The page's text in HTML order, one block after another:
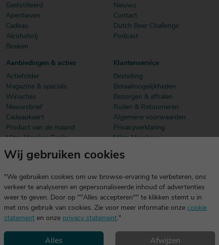
Gedistilleerd
Aperitieven
Cadeau
Alcoholvrij
Boeken
Nieuws
Contact
Dutch Beer Challenge
Podcast
Aanbiedingen & acties
Actiefolder
Magazine & specials
Winacties
Nieuwsbrief
Cadeaukaart
Product van de maand
Mitra Member Deals
Klantenservice
Bestelling
Betaalmogelijkheden
Bezorgen & afhalen
Ruilen & Retourneren
Algemene voorwaarden
Privacyverklaring
Mitra Members
Download onze app
dezelfde gegevens die je voor mitra.nl gebruikt.
Wij gebruiken cookies
"We gebruiken cookies om uw browse-ervaring te verbeteren, ons
verkeer te analyseren en gepersonaliseerde inhoud of advertenties
weer te geven. Door op ""Alles accepteren"" te klikken stemt u in
met ons gebruik van cookies. Zie voor meer informatie onze cookie
statement en onze privacy statement."
Alles Afwijzen